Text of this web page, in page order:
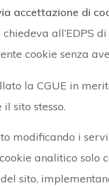
accettazione di
all’EDPS
cookie senza
la CGUE in
sito stesso.
modificando i
analitico solo
sito,